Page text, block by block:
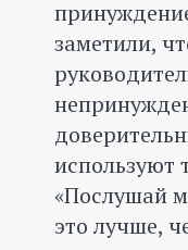
заметили,
используют
«Послушай
это лучше,